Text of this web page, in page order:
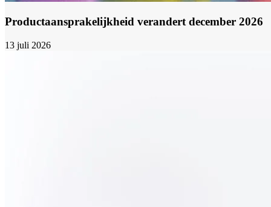
Productaansprakelijkheid verandert december 2026
13 juli 2026